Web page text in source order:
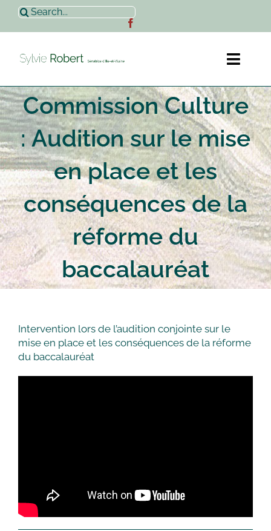
Passer
contenu
Rechercher:
Accueil
Sylvie Robert
Actualités
Contact
Commission Culture
: Audition sur le mise
en place et les
conséquences de la
réforme du
baccalauréat
Intervention lors de l’audition conjointe sur le
mise en place et les conséquences de la réforme
du baccalauréat